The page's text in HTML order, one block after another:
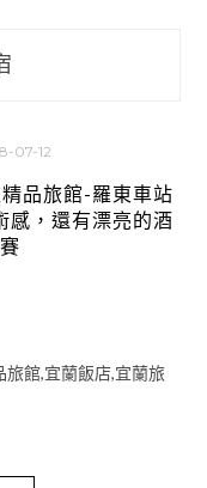
07-12
品旅館-羅東車站
感，還有漂亮的酒
旅館,宜蘭飯店,宜蘭旅